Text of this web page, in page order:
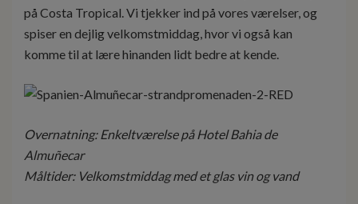
på Costa Tropical. Vi tjekker ind på vores værelser, og
spiser en dejlig velkomstmiddag, hvor vi også kan
komme til at lære hinanden lidt bedre at kende.
Overnatning: Enkeltværelse på Hotel Bahia de
Almuñecar
Måltider: Velkomstmiddag med et glas vin og vand